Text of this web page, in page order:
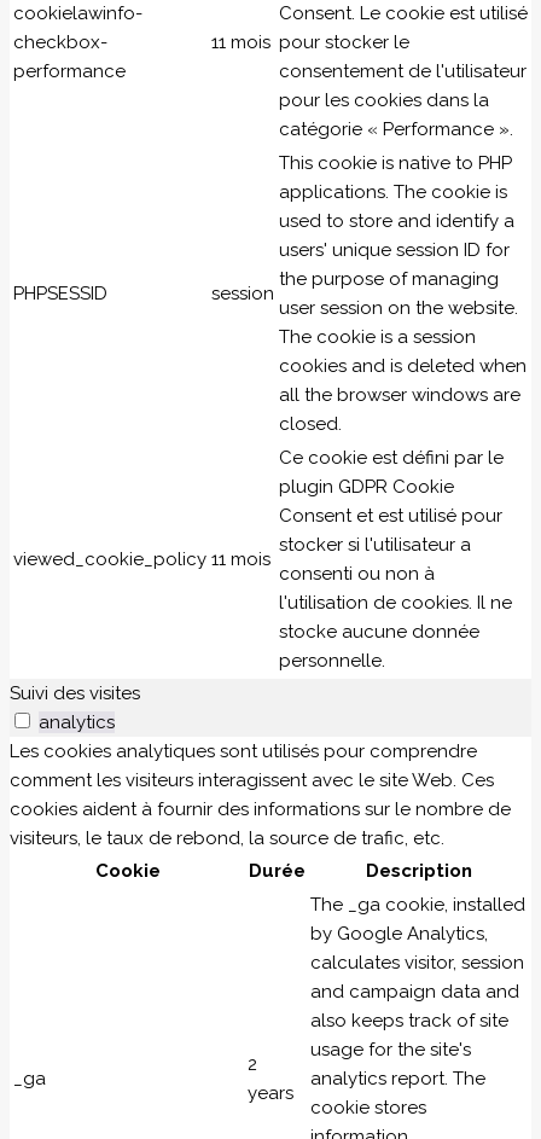
cookielawinfo-
checkbox-
performance
11 mois
Consent. Le cookie est utilisé
pour stocker le
consentement de l'utilisateur
pour les cookies dans la
catégorie « Performance ».
PHPSESSID session
This cookie is native to PHP
applications. The cookie is
used to store and identify a
users' unique session ID for
the purpose of managing
user session on the website.
The cookie is a session
cookies and is deleted when
all the browser windows are
closed.
viewed_cookie_policy 11 mois
Ce cookie est défini par le
plugin GDPR Cookie
Consent et est utilisé pour
stocker si l'utilisateur a
consenti ou non à
l'utilisation de cookies. Il ne
stocke aucune donnée
personnelle.
Suivi des visites
analytics
Les cookies analytiques sont utilisés pour comprendre
comment les visiteurs interagissent avec le site Web. Ces
cookies aident à fournir des informations sur le nombre de
visiteurs, le taux de rebond, la source de trafic, etc.
Cookie
Durée Description
_ga
2
years
The _ga cookie, installed
by Google Analytics,
calculates visitor, session
and campaign data and
also keeps track of site
usage for the site's
analytics report. The
cookie stores